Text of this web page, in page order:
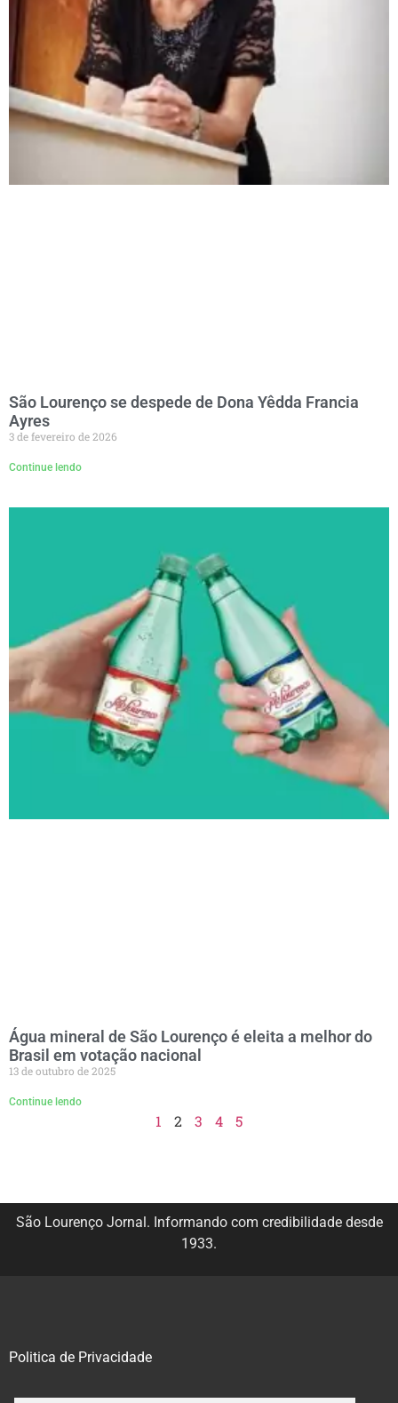
São Lourenço se despede de Dona Yêdda Francia
Ayres
3 de fevereiro de 2026
Continue lendo
Água mineral de São Lourenço é eleita a melhor do
Brasil em votação nacional
13 de outubro de 2025
Continue lendo
1 2 3 4 5
São Lourenço Jornal. Informando com credibilidade desde
1933.
Politica de Privacidade